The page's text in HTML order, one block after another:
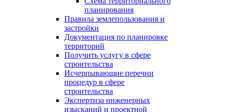
планирования
Правила землепользования и
застройки
Документация по планировке
территорий
Получить услугу в сфере
строительства
Исчерпывающие перечни
процедур в сфере
строительства
Экспертиза инженерных
изысканий и проектной